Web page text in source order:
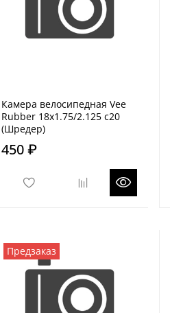
Камера велосипедная Vee
Rubber 18x1.75/2.125 c20
(Шредер)
450 ₽
Предзаказ